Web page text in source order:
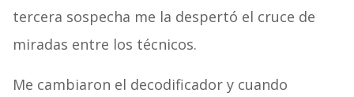
tercera sospecha me la despertó el cruce de
miradas entre los técnicos.
Me cambiaron el decodificador y cuando